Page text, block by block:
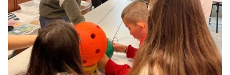
ARREDOR DE 300 PERSOAS
Galería | A Festa da Palabra acolle a entrega dos
Premios Ínsua dos Poetas 2026